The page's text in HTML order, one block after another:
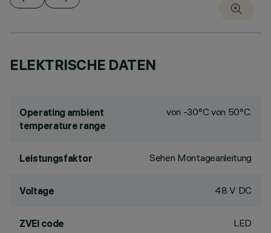
ELEKTRISCHE DATEN
Operating ambient
temperature range
von -30°C von 50°C.
Leistungsfaktor Sehen Montageanleitung
Voltage 48 V DC
ZVEI code LED